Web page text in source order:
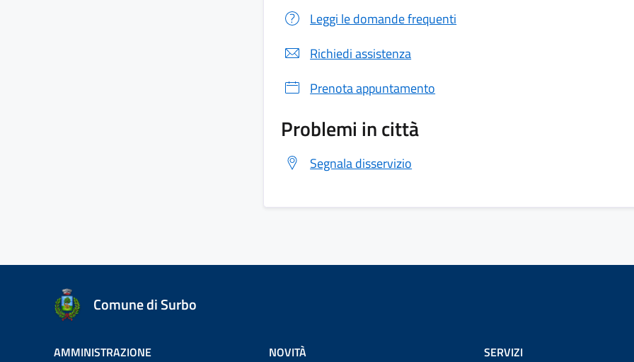
Leggi le domande frequenti
Richiedi assistenza
Prenota appuntamento
Problemi in città
Segnala disservizio
Comune di Surbo
AMMINISTRAZIONE
NOVITÀ
SERVIZI